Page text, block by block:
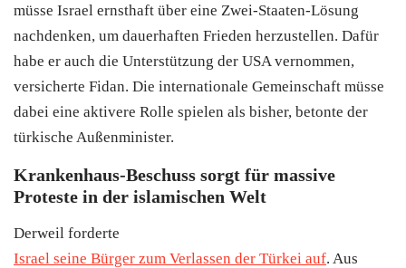
müsse Israel ernsthaft über eine Zwei-Staaten-Lösung
nachdenken, um dauerhaften Frieden herzustellen. Dafür
habe er auch die Unterstützung der USA vernommen,
versicherte Fidan. Die internationale Gemeinschaft müsse
dabei eine aktivere Rolle spielen als bisher, betonte der
türkische Außenminister.
Krankenhaus-Beschuss sorgt für massive
Proteste in der islamischen Welt
Derweil forderte
Israel seine Bürger zum Verlassen der Türkei auf. Aus